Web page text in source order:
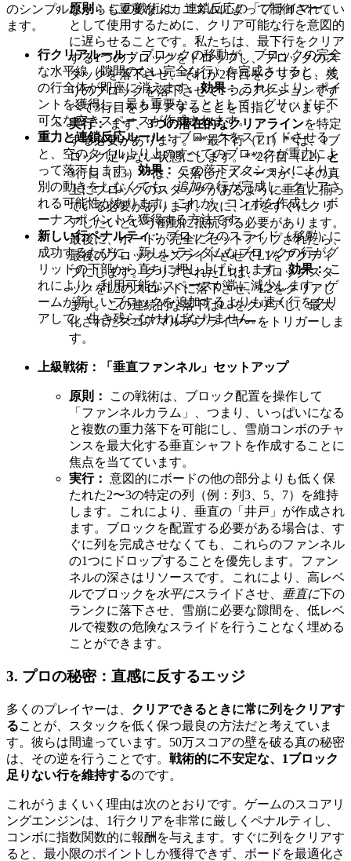
のシンプルながらも重要なメカニズムによって制御されてい
ます。
行クリアルール：ブロックの移動が、ブロックの完全
な水平線（隙間のない完全な行）を完成させると、そ
の行全体が即座に消えます。効果：これにより、ポイ
ントを獲得し、最も重要なこととして、グリッドに不
可欠な空きスペースが作成されます。
重力と連鎖反応ルール：ブロックをスライドさせる
と、空のタイルより上のすべてのブロックが重力によ
って落下します。 効果： この落下アクションにより、
別の動きをしなくても、追加の行が完成し、クリアさ
れる可能性があります。これが、コンボを作成し、ボ
ーナスポイントを獲得する方法です。
新しい行ペナルティ：ブロックのスライド（移動）に
成功するたびに、新しいランダムなブロックの行がグ
リッドの下部から直ちに押し上げられます。効果：こ
れにより、利用可能なスペースが常に減少します。ゲ
ームが新しいブロックを追加するよりも速く行をクリ
アして、生き残らなければなりません。
原則： この戦術は、連鎖反応の「プライマー」
として使用するために、クリア可能な行を意図的
に遅らせることです。私たちは、最下行をクリア
する1つのブロックをドロップし、ブロックのス
タックを落下させ、それが2行目をクリアし、残
りのブロックを落下させて1つのアクションです
べて3行目をクリアすることを目指しています。
実行：まず、3つの潜在的なクリアラインを特定
する必要があります。**最下行（L1）**は、1ブ
ロック足りない状態にします。**2行目（L2）と
3行目（L3）**は、欠落したスペースが、その真
上にブロックのスタックがあるように垂直に揃っ
ている必要があります。次に、L1をすぐにクリ
アしたいという衝動に抵抗する必要があります。
最後に、ボードが完全にセットアップされたら、
最後のブロックをスライドさせてL1をアクティ
ブにします。クリアされたL1は、ブロックスタ
ックをL2のスロットに落下させ、L2をクリアし
ます。この連続的な落下はL3をクリアし、最大
化されたスコアマルチプライヤーをトリガーしま
す。
上級戦術：「垂直ファンネル」セットアップ
原則：
この戦術は、ブロック配置を操作して
「ファンネルカラム」、つまり、いっぱいになる
と複数の重力落下を可能にし、雪崩コンボのチャ
ンスを最大化する垂直シャフトを作成することに
焦点を当てています。
実行： 意図的にボードの他の部分よりも低く保
たれた2〜3の特定の列（例：列3、5、7）を維持
します。これにより、垂直の「井戸」が作成され
ます。ブロックを配置する必要がある場合は、す
ぐに列を完成させなくても、これらのファンネル
の1つにドロップすることを優先します。ファン
ネルの深さはリソースです。これにより、高レベ
ルでブロックを水平にスライドさせ、 垂直に下の
ランクに落下させ、雪崩に必要な隙間を、低レベ
ルで複数の危険なスライドを行うことなく埋める
ことができます。
3. プロの秘密：直感に反するエッジ
多くのプレイヤーは、 クリアできるときに常に列をクリアす
ることが、スタックを低く保つ最良の方法だと考えていま
す。彼らは間違っています。50万スコアの壁を破る真の秘密
は、その逆を行うことです。 戦術的に不安定な、1ブロック
足りない行を維持するのです。
これがうまくいく理由は次のとおりです。ゲームのスコアリ
ングエンジンは、1行クリアを非常に厳しくペナルティし、
コンボに指数関数的に報酬を与えます。すぐに列をクリアす
ると、最小限のポイントしか獲得できず、ボードを最適化さ